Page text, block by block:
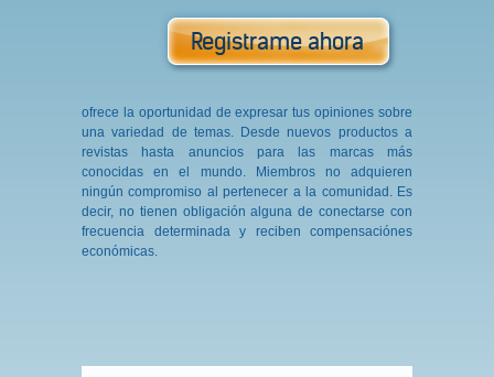
Registrame ahora
ofrece la oportunidad de expresar tus opiniones sobre
una variedad de temas. Desde nuevos productos a
revistas hasta anuncios para las marcas más
conocidas en el mundo. Miembros no adquieren
ningún compromiso al pertenecer a la comunidad. Es
decir, no tienen obligación alguna de conectarse con
frecuencia determinada y reciben compensaciónes
económicas.